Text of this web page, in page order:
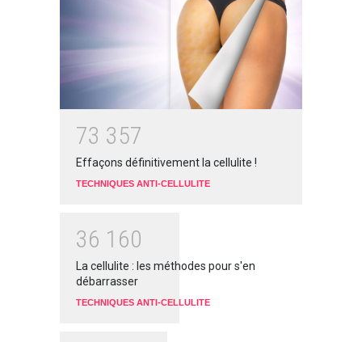
73 357
Effaçons définitivement la cellulite !
TECHNIQUES ANTI-CELLULITE
36 1 60
La cellulite : les méthodes pour s'en
débarrasser
TECHNIQUES ANTI-CELLULITE